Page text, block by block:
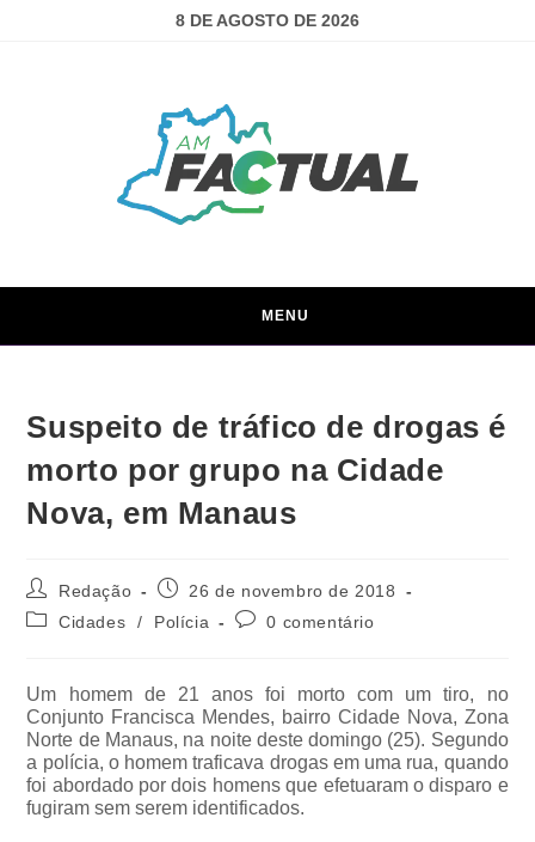
8 DE AGOSTO DE 2026
MENU
Suspeito de tráfico de drogas é
morto por grupo na Cidade
Nova, em Manaus
Redação
26 de novembro de 2018
Cidades
/ Polícia 0 comentário
Um homem de 21 anos foi morto com um tiro, no
Conjunto Francisca Mendes, bairro Cidade Nova, Zona
Norte de Manaus, na noite deste domingo (25). Segundo
a polícia, o homem traficava drogas em uma rua, quando
foi abordado por dois homens que efetuaram o disparo e
fugiram sem serem identificados.